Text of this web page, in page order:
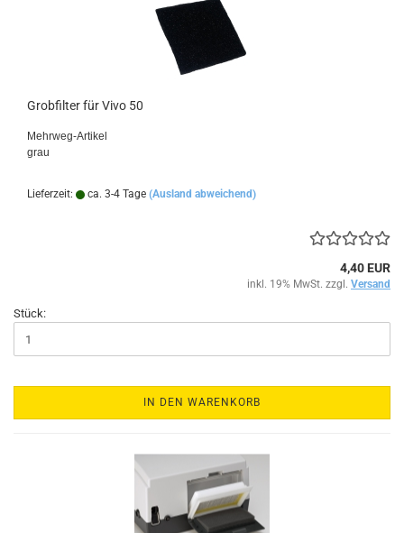
Grobfilter für Vivo 50
Mehrweg-Artikel
grau
Lieferzeit: ca. 3-4 Tage (Ausland abweichend)
4,40 EUR
inkl. 19% MwSt. zzgl. Versand
Stück:
IN DEN WARENKORB